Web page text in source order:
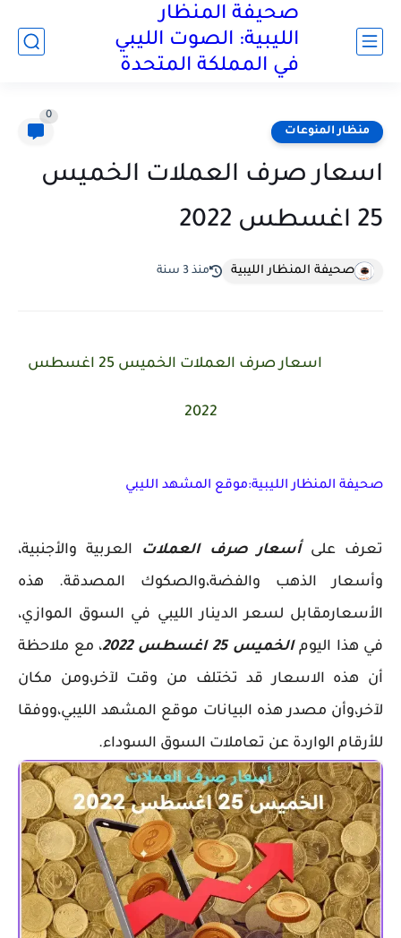
صحيفة المنظار
الليبية: الصوت الليبي
في المملكة المتحدة
منظار المنوعات
0
اسعار صرف العملات الخميس
25 اغسطس 2022
صحيفة المنظار الليبية منذ 3 سنة
اسعار صرف العملات الخميس 25 اغسطس
2022
صحيفة المنظار الليبية:موقع المشهد الليبي
تعرف علىأسعار صرف العملات العربية والأجنبية،
وأسعار الذهب والفضة،والصكوك المصدقة. هذه
الأسعارمقابل لسعر الدينار الليبي في السوق الموازي،
في هذا اليوم الخميس 25 اغسطس 2022
، مع ملاحظة
أن هذه الاسعار قد تختلف من وقت لآخر،ومن مكان
لآخر،وأن مصدر هذه البيانات موقع المشهد الليبي،ووفقا
للأرقام الواردة عن تعاملات السوق السوداء.